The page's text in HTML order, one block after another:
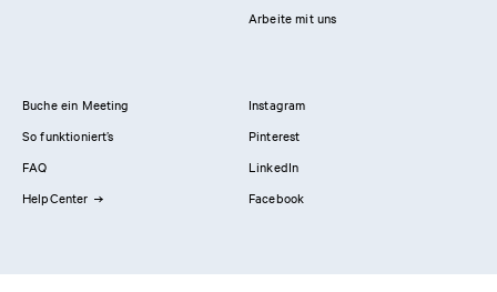
Arbeite mit uns
Buche ein Meeting
So funktioniert’s
FAQ
HelpCenter
Instagram
Pinterest
LinkedIn
Facebook